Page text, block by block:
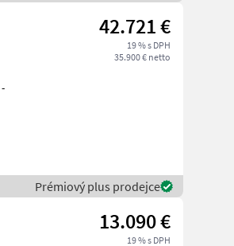
42.721 €
19 % s DPH
35.900 € netto
Prémiový plus prodejce
13.090 €
19 % s DPH